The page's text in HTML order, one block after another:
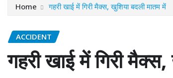
Home गहरी खाई में गिरी मैक्स, खुशिया बदली मातम में
ACCIDENT
गहरी खाई में गिरी